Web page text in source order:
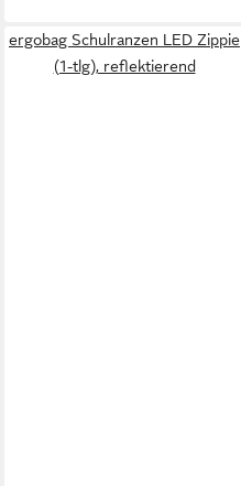
ergobag Schulranzen LED Zippie
(1-tlg), reflektierend